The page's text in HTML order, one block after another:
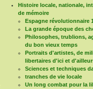
Histoire locale, nationale,
de mémoire
Espagne révolutionnaire
La grande époque des
Philosophes, trublions,
du bon vieux temps
Portraits d'artistes, de
libertaires d'ici et
Sciences et techniques
tranches de vie locale
Un long combat pour la